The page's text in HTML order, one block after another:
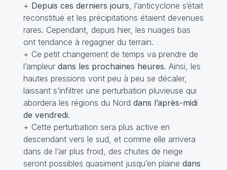
+ Depuis ces derniers jours, l’anticyclone s‘était
reconstitué et les précipitations étaient devenues
rares. Cependant, depuis hier, les nuages bas
ont tendance à regagner du terrain.
+ Ce petit changement de temps va prendre de
l’ampleur dans les prochaines heures. Ainsi, les
hautes pressions vont peu à peu se décaler,
laissant s’infiltrer une perturbation pluvieuse qui
abordera les régions du Nord dans l’après-midi
de vendredi.
+ Cette perturbation sera plus active en
descendant vers le sud, et comme elle arrivera
dans de l’air plus froid, des chutes de neige
seront possibles quasiment jusqu’en plaine dans